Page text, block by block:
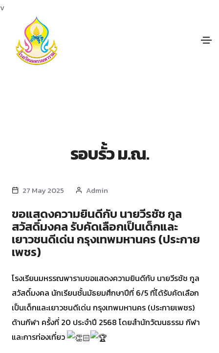
v
รอบรั้ว ม.ณ.
27 May 2025 Admin
ขอแสดงความยินดีกับ นายวีรชัช กูล
สวัสดิ์มงคล รับคัดเลือกเป็นเด็กและ
เยาวชนดีเด่น กรุงเทพมหานคร (ประกาย
เพชร)
โรงเรียนมหรรณพารามขอแสดงความยินดีกับ นายวีรชัช กูล
สวัสดิ์มงคล นักเรียนชั้นมัธยมศึกษาปีที่ 6/5 ที่ได้รับคัดเลือก
เป็นเด็กและเยาวชนดีเด่น กรุงเทพมหานคร (ประกายเพชร)
ด้านกีฬา ครั้งที่ 20 ประจำปี 2568 โดยสำนักวัฒนธรรม กีฬา
และการท่องเที่ยว